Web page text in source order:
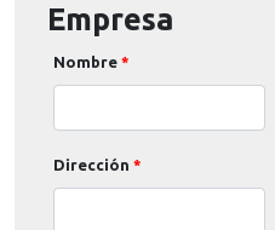
Empresa
Nombre
Dirección